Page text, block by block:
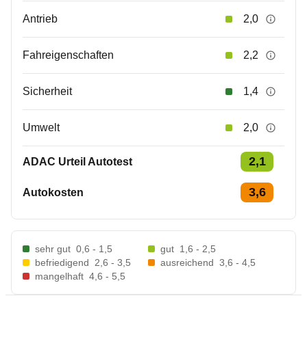
Antrieb 2,0
Fahreigenschaften 2,2
Sicherheit 1,4
Umwelt 2,0
ADAC Urteil Autotest 2,1
Autokosten 3,6
sehr gut 0,6 - 1,5 gut 1,6 - 2,5
befriedigend
2,6 - 3,5 ausreichend 3,6 - 4,5
mangelhaft 4,6 - 5,5